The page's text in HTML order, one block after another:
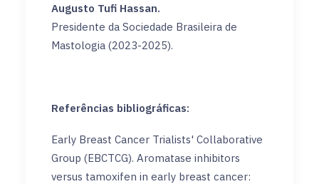
Augusto Tufi Hassan.
Presidente da Sociedade Brasileira de
Mastologia (2023-2025).
Referências bibliográficas:
Early Breast Cancer Trialists' Collaborative
Group (EBCTCG). Aromatase inhibitors
versus tamoxifen in early breast cancer: